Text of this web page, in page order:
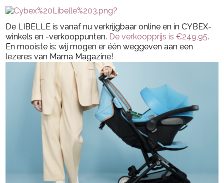
De LIBELLE is vanaf nu verkrijgbaar online en in CYBEX-
winkels en -verkooppunten. De verkoopprijs is €249,95.
En mooiste is: wij mogen er één weggeven aan een
lezeres van Mama Magazine!